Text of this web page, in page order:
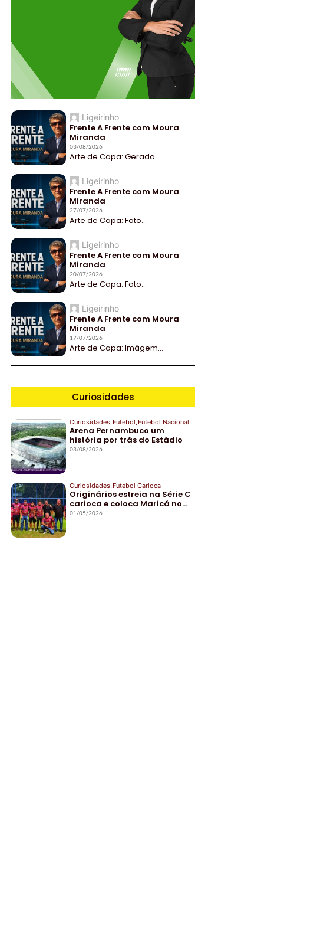
Ligeirinho
Frente A Frente com Moura
Miranda
03/08/2026
Arte de Capa: Gerada...
Ligeirinho
Frente A Frente com Moura
Miranda
27/07/2026
Arte de Capa: Foto...
Ligeirinho
Frente A Frente com Moura
Miranda
20/07/2026
Arte de Capa: Foto...
Ligeirinho
Frente A Frente com Moura
Miranda
17/07/2026
Arte de Capa: Imágem...
Curiosidades
Curiosidades Futebol Futebol Nacional
Arena Pernambuco um
história por trás do Estádio
03/08/2026
Curiosidades Futebol Carioca
Originários estreia na Série C
carioca e coloca Maricá no…
01/05/2026